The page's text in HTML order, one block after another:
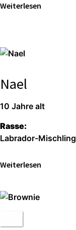
Wei­ter­le­sen
Nael
10 Jah­re alt
Ras­se:
Labra­dor-Misch­ling
Wei­ter­le­sen